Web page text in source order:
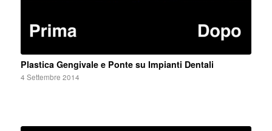
Plastica Gengivale e Ponte su Impianti Dentali
4 Settembre 2014